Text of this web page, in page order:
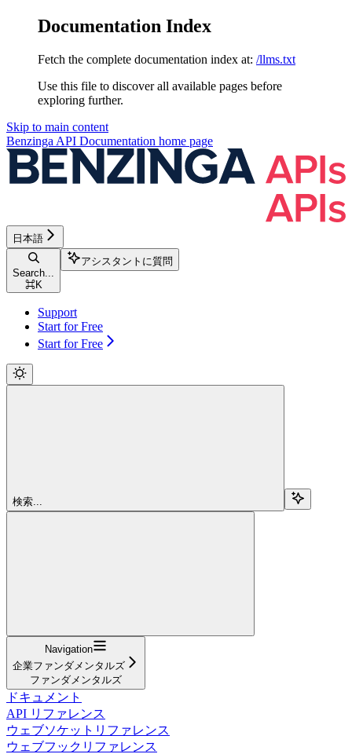
Documentation Index
Fetch the complete documentation index at: /llms.txt
Use this file to discover all available pages before
exploring further.
Skip to main content
Benzinga API Documentation home page
日本語
Search...
⌘K
アシスタントに質問
Support
Start for Free
Start for Free
検索...
Navigation
企業ファンダメンタルズ
ファンダメンタルズ
ドキュメント
API リファレンス
ウェブソケットリファレンス
ウェブフックリファレンス